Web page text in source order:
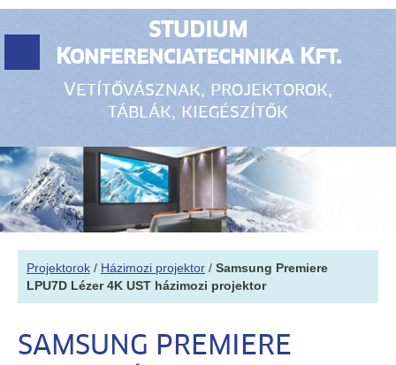
STUDIUM
Konferenciatechnika Kft.
Vetítővásznak, projektorok,
táblák, kiegészítők
Projektorok / Házimozi projektor / Samsung Premiere
LPU7D Lézer 4K UST házimozi projektor
SAMSUNG PREMIERE